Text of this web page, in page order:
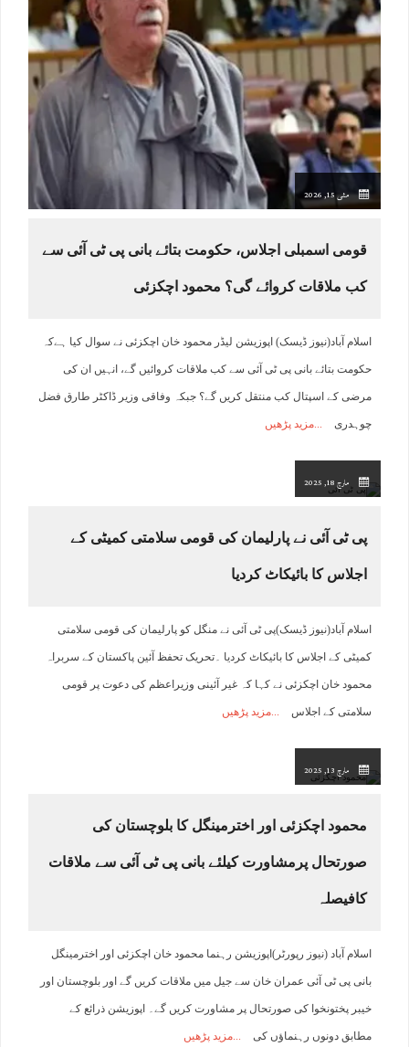
مئی 15, 2026
قومی اسمبلی اجلاس، حکومت بتائے بانی پی ٹی آئی سے
کب ملاقات کروائے گی؟ محمود اچکزئی
اسلام آباد(نیوز ڈیسک) اپوزیشن لیڈر محمود خان اچکزئی نے سوال کیا ہےکہ
حکومت بتائے بانی پی ٹی آئی سے کب ملاقات کروائیں گے، انہیں ان کی
مرضی کے اسپتال کب منتقل کریں گے؟ جبکہ وفاقی وزیر ڈاکٹر طارق فضل
چوہدری مزید پڑھیں
مارچ 18, 2025
پی ٹی آئی نے پارلیمان کی قومی سلامتی کمیٹی کے
اجلاس کا بائیکاٹ کردیا
اسلام آباد(نیوز ڈیسک)پی ٹی آئی نے منگل کو پارلیمان کی قومی سلامتی
کمیٹی کے اجلاس کا بائیکاٹ کردیا ۔تحریک تحفظ آئین پاکستان کے سربراہ
محمود خان اچکزئی نے کہا کہ غیر آئینی وزیراعظم کی دعوت پر قومی
سلامتی کے اجلاس مزید پڑھیں
مارچ 13, 2025
محمود اچکزئی اور اخترمینگل کا بلوچستان کی
صورتحال پرمشاورت کیلئے بانی پی ٹی آئی سے ملاقات
کافیصلہ
اسلام آباد (نیوز رپورٹر)اپوزیشن رہنما محمود خان اچکزئی اور اخترمینگل
بانی پی ٹی آئی عمران خان سے جیل میں ملاقات کریں گے اور بلوچستان اور
خیبر پختونخوا کی صورتحال پر مشاورت کریں گے۔ اپوزیشن ذرائع کے
مطابق دونوں رہنماﺅں کی مزید پڑھیں